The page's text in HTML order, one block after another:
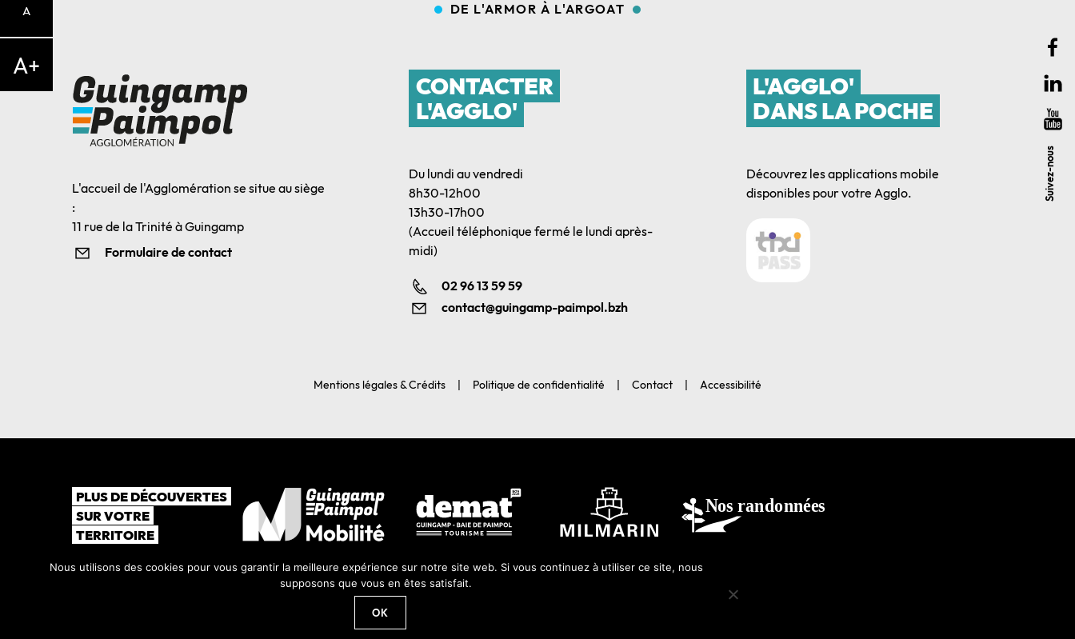
Suivez-nous
A
A+
DE L'ARMOR À L'ARGOAT
L'accueil de l'Agglomération se situe au siège
:
11 rue de la Trinité à Guingamp
Formulaire de contact
CONTACTER
L'AGGLO'
Du lundi au vendredi
8h30-12h00
13h30-17h00
(Accueil téléphonique fermé le lundi après-
midi)
02 96 13 59 59
contact@guingamp-paimpol.bzh
L'AGGLO'
DANS LA POCHE
Découvrez les applications mobile
disponibles pour votre Agglo.
Mentions légales & Crédits Politique de confidentialité Contact Accessibilité
PLUS DE DÉCOUVERTES
SUR VOTRE
TERRITOIRE
© 2026-Guingamp-Paimpol Agglomération |
Nous utilisons des cookies pour vous garantir la meilleure expérience sur notre site web. Si vous continuez à utiliser ce site, nous
supposons que vous en êtes satisfait.
OK